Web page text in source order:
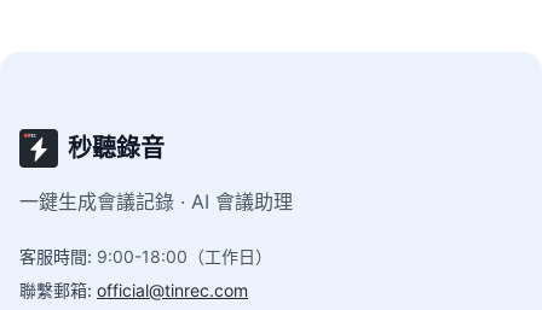
秒聽錄音
一鍵生成會議記錄 · AI 會議助理
客服時間: 9:00-18:00（工作日）
聯繫郵箱: official@tinrec.com